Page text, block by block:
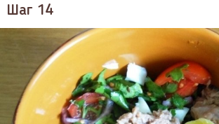
Шаг 14